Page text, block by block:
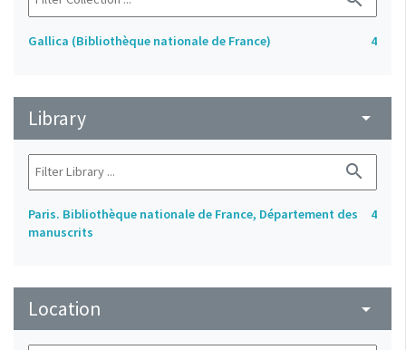
Gallica (Bibliothèque nationale de France) 4
Library arrow_drop_down
search
Paris. Bibliothèque nationale de France, Département des
manuscrits
4
Location arrow_drop_down